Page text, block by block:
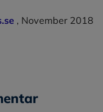
, November 2018